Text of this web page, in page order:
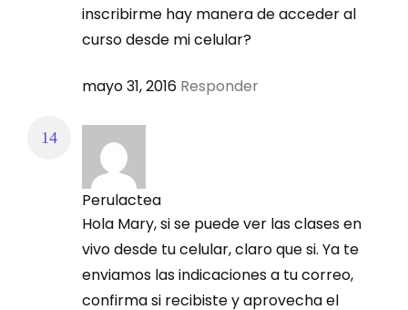
inscribirme hay manera de acceder al
curso desde mi celular?
mayo 31, 2016 Responder
Perulactea
Hola Mary, si se puede ver las clases en
vivo desde tu celular, claro que si. Ya te
enviamos las indicaciones a tu correo,
confirma si recibiste y aprovecha el